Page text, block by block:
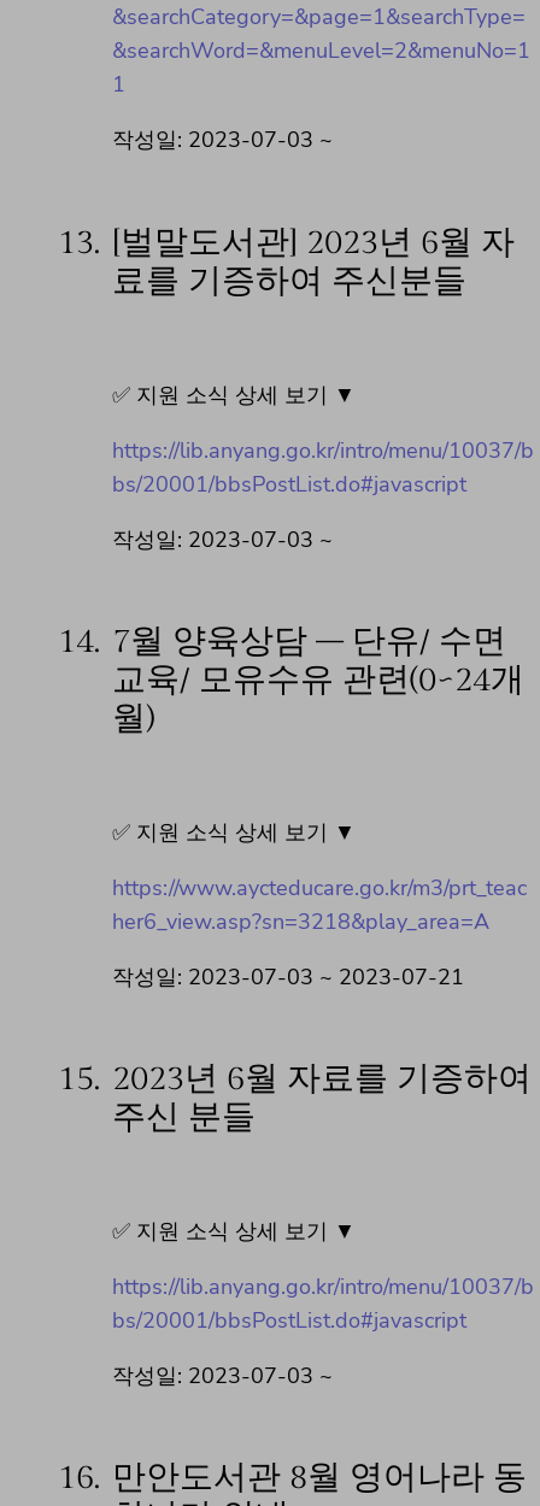
&searchCategory=&page=1&searchType=
&searchWord=&menuLevel=2&menuNo=1
1
작성일: 2023-07-03 ~
13. [벌말도서관] 2023년 6월 자
료를 기증하여 주신분들
✅ 지원 소식 상세 보기 ▼
https://lib.anyang.go.kr/intro/menu/10037/b
bs/20001/bbsPostList.do#javascript
작성일: 2023-07-03 ~
14. 7월 양육상담 – 단유/ 수면
교육/ 모유수유 관련(0~24개
월)
✅ 지원 소식 상세 보기 ▼
https://www.aycteducare.go.kr/m3/prt_teac
her6_view.asp?sn=3218&play_area=A
작성일: 2023-07-03 ~ 2023-07-21
15. 2023년 6월 자료를 기증하여
주신 분들
✅ 지원 소식 상세 보기 ▼
https://lib.anyang.go.kr/intro/menu/10037/b
bs/20001/bbsPostList.do#javascript
작성일: 2023-07-03 ~
16. 만안도서관 8월 영어나라 동